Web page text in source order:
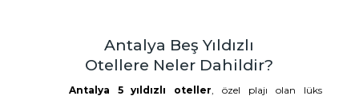
Antalya Beş Yıldızlı
Otellere Neler Dahildir?
Antalya 5 yıldızlı oteller, özel plajı olan lüks